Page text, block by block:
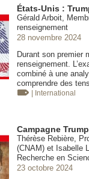
États-Unis :
Gérald Arboit,
renseignement
28 novembre 2024
Durant son premier
renseignement.
combiné à une
comprendre des
| International
Campagne
Thérèse Rebière,
(CNAM) et Isabelle
Recherche en
23 octobre 2024